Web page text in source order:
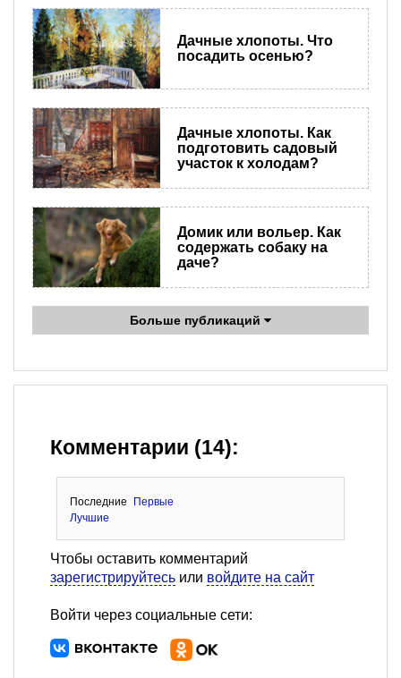
Дачные хлопоты. Что
посадить осенью?
Дачные хлопоты. Как
подготовить садовый
участок к холодам?
Домик или вольер. Как
содержать собаку на
даче?
Больше публикаций
Комментарии (14):
Последние
Первые
Лучшие
Чтобы оставить комментарий
зарегистрируйтесь или войдите на сайт
Войти через социальные сети: